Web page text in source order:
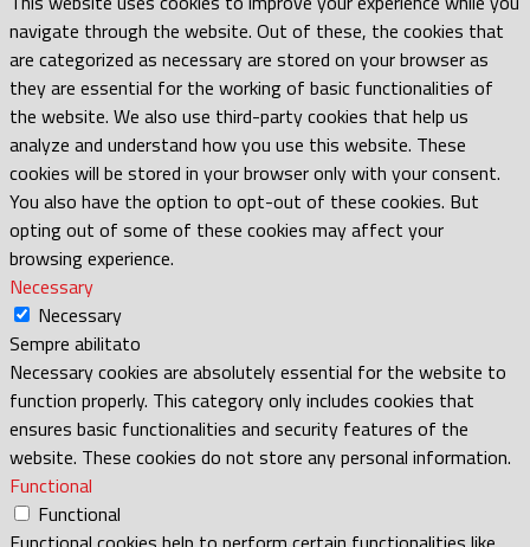
navigate through the website. Out of these, the cookies that
are categorized as necessary are stored on your browser as
they are essential for the working of basic functionalities of
the website. We also use third-party cookies that help us
analyze and understand how you use this website. These
cookies will be stored in your browser only with your consent.
You also have the option to opt-out of these cookies. But
opting out of some of these cookies may affect your
browsing experience.
Necessary
Necessary
Sempre abilitato
Necessary cookies are absolutely essential for the website to
function properly. This category only includes cookies that
ensures basic functionalities and security features of the
website. These cookies do not store any personal information.
Functional
Functional